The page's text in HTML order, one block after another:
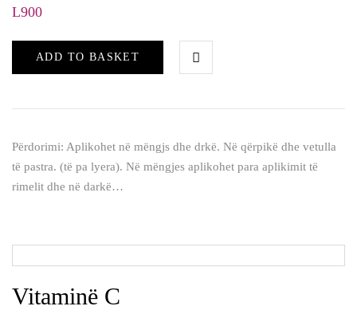
L900
ADD TO BASKET
Përdorimi: Aplikohet në mëngjs dhe drkë. Në qërpikë dhe vetulla
të pastra. (të pa lyera). Në mëngjes aplikohet para aplikimit të
rimelit dhe në darkë…
Vitaminë C